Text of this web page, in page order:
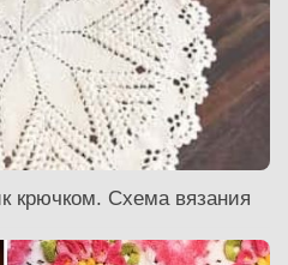
крючком. Схема вязания